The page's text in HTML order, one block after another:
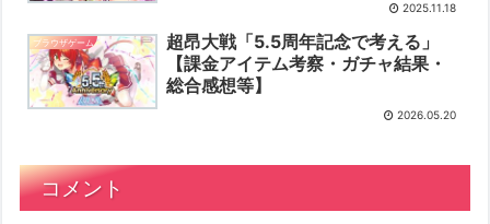
2025.11.18
ブラウザゲーム
超昂大戦「5.5周年記念で考える」
【課金アイテム考察・ガチャ結果・
総合感想等】
2026.05.20
コメント